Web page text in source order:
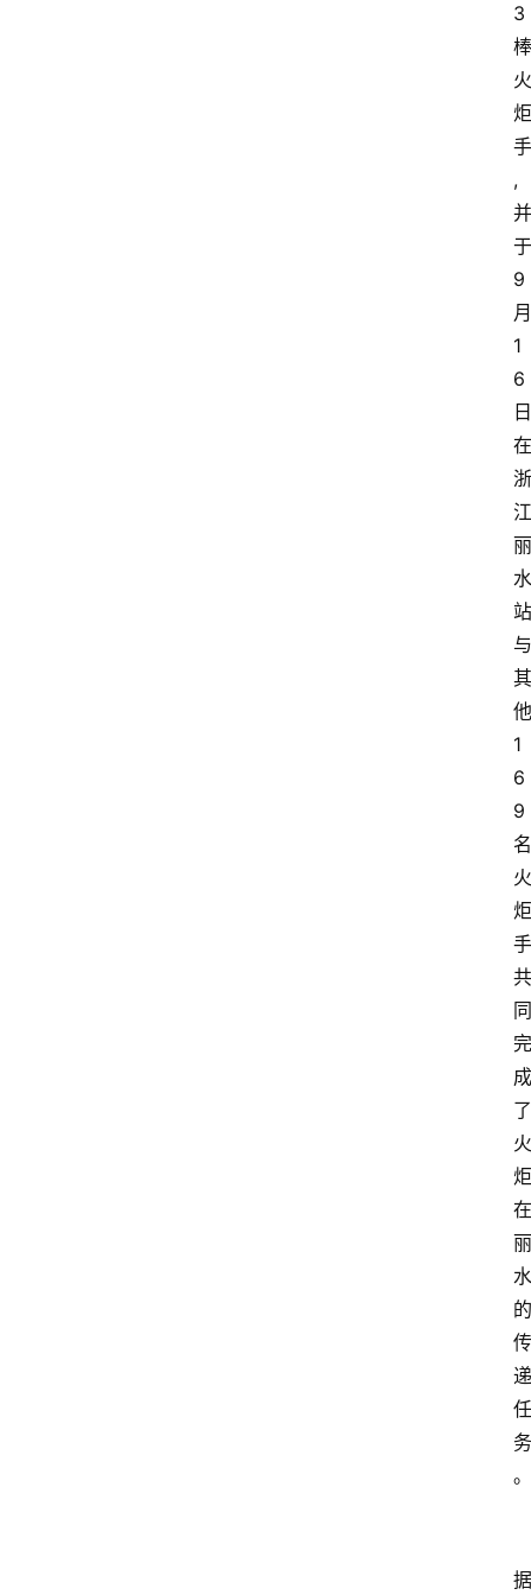
3
棒
火
炬
手
,
并
于
9
月
1
6
日
在
浙
江
丽
水
站
与
其
他
1
6
9
名
火
炬
手
共
同
完
成
了
火
炬
在
丽
水
的
传
递
任
务
。
据